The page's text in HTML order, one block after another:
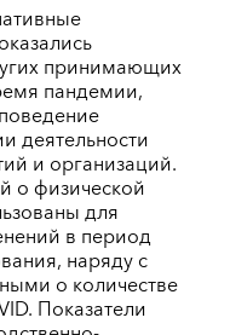
принимающих
пандемии,
деятельности
и организаций.
о физической
для
в период
наряду с
о количестве
Показатели